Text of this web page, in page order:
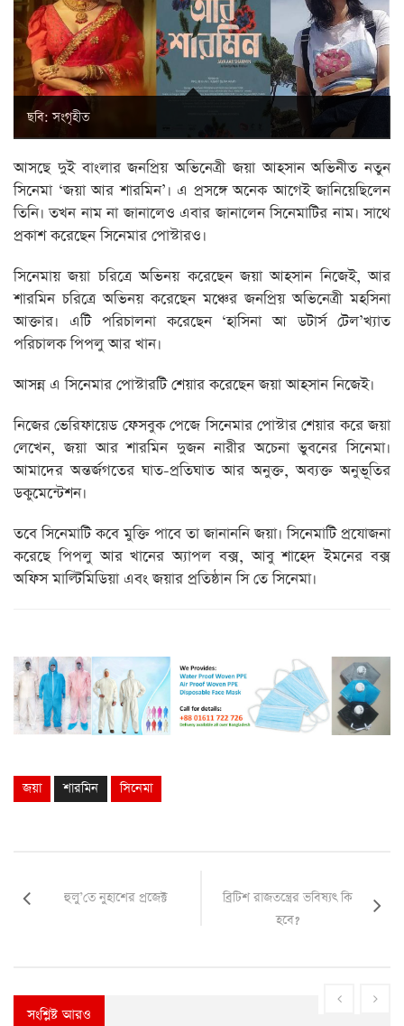
ছবি: সংগৃহীত
আসছে দুই বাংলার জনপ্রিয় অভিনেত্রী জয়া আহসান অভিনীত নতুন
সিনেমা ‘জয়া আর শারমিন’। এ প্রসঙ্গে অনেক আগেই জানিয়েছিলেন
তিনি। তখন নাম না জানালেও এবার জানালেন সিনেমাটির নাম। সাথে
প্রকাশ করেছেন সিনেমার পোস্টারও।
সিনেমায় জয়া চরিত্রে অভিনয় করেছেন জয়া আহসান নিজেই, আর
শারমিন চরিত্রে অভিনয় করেছেন মঞ্চের জনপ্রিয় অভিনেত্রী মহসিনা
আক্তার। এটি পরিচালনা করেছেন ‘হাসিনা আ ডটার্স টেল’খ্যাত
পরিচালক পিপলু আর খান।
আসন্ন এ সিনেমার পোস্টারটি শেয়ার করেছেন জয়া আহসান নিজেই।
নিজের ভেরিফায়েড ফেসবুক পেজে সিনেমার পোস্টার শেয়ার করে জয়া
লেখেন, জয়া আর শারমিন দুজন নারীর অচেনা ভুবনের সিনেমা।
আমাদের অন্তর্জগতের ঘাত-প্রতিঘাত আর অনুক্ত, অব্যক্ত অনুভূতির
ডকুমেন্টেশন।
তবে সিনেমাটি কবে মুক্তি পাবে তা জানাননি জয়া। সিনেমাটি প্রযোজনা
করেছে পিপলু আর খানের অ্যাপল বক্স, আবু শাহেদ ইমনের বক্স
অফিস মাল্টিমিডিয়া এবং জয়ার প্রতিষ্ঠান সি তে সিনেমা।
জয়া শারমিন সিনেমা
হুলু’তে নুহাশের প্রজেক্ট
ব্রিটিশ রাজতন্ত্রের ভবিষ্যৎ কি
হবে?
সংশ্লিষ্ট আরও